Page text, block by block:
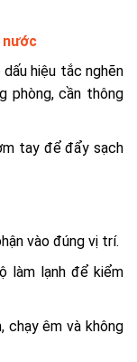
nước
hiệu tắc nghẽn
phòng, cần thông
tay để đẩy sạch
vào đúng vị trí.
làm lạnh để kiểm
chạy êm và không